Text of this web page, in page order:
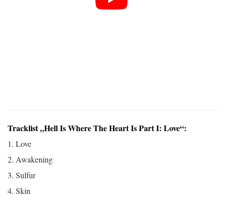
Tracklist „Hell Is Where The Heart Is Part I: Love“:
1. Love
2. Awakening
3. Sulfur
4. Skin